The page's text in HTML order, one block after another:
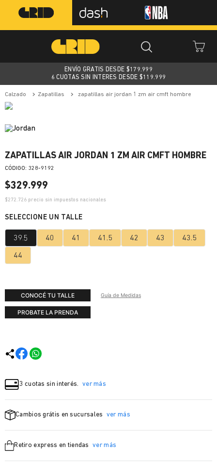
ENVÍO GRATIS DESDE $179.999
6 CUOTAS SIN INTERES DESDE $119.999
calzado zapatillas zapatillas air jordan 1 zm air cmft hombre
ZAPATILLAS AIR JORDAN 1 ZM AIR CMFT HOMBRE
: 328-9192
$329.999
$272.726 precio sin impuestos nacionales
39.5 40 41 41.5 42 43 43.5
44
CONOCÉ TU TALLE Guía de Medidas
PROBATE LA PRENDA
3 cuotas sin interés. ver más
Cambios grátis en sucursales ver más
Retiro express en tiendas ver más